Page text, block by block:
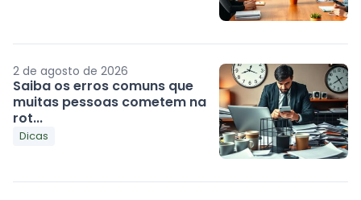
2 de agosto de 2026
Saiba os erros comuns que
muitas pessoas cometem na
rot...
Dicas